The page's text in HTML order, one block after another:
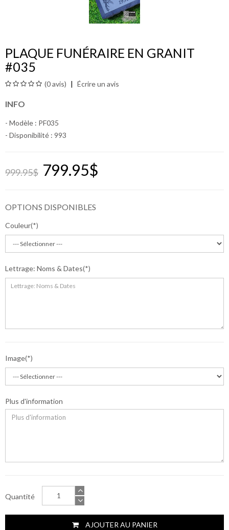
PLAQUE FUNÉRAIRE EN GRANIT
#035
(0 avis) Écrire un avis
INFO
- Modèle : PF035
- Disponibilité : 993
999.95$ 799.95$
OPTIONS DISPONIBLES
Couleur
Lettrage: Noms & Dates
Image
Plus d'information
Quantité
AJOUTER AU PANIER